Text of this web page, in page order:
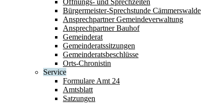
Öffnungs- und Sprechzeiten
Bürgermeister-Sprechstunde Cämmerswalde
Ansprechpartner Gemeindeverwaltung
Ansprechpartner Bauhof
Gemeinderat
Gemeinderatssitzungen
Gemeinderatsbeschlüsse
Orts-Chronistin
Service
Formulare Amt 24
Amtsblatt
Satzungen